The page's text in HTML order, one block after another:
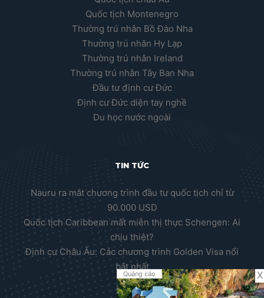
Quốc tịch Montenegro
Thường trú nhân Bồ Đào Nha
Thường trú nhân Hy Lạp
Thường trú nhân Ireland
Thường trú nhân Tây Ban Nha
Đầu tư định cư Đức
Định cư Đức diện tay nghề
Du học nước ngoài
TIN TỨC
Nauru ra mắt chương trình đầu tư quốc tịch chỉ từ
90.000 USD
Quốc tịch Caribbean mất miễn thị thực Schengen: Ai
chịu thiệt?
Định cư Châu Âu: Các chương trình Golden Visa nổi
bật nhất
Quảng cáo X